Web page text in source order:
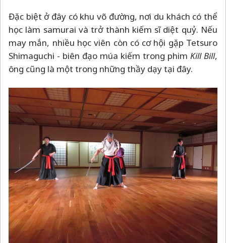
Đặc biệt ở đây có khu võ đường, nơi du khách có thể
học làm samurai và trở thành kiếm sĩ diệt quỷ. Nếu
may mắn, nhiều học viên còn có cơ hội gặp Tetsuro
Shimaguchi - biên đạo múa kiếm trong phim Kill Bill,
ông cũng là một trong những thầy dạy tại đây.